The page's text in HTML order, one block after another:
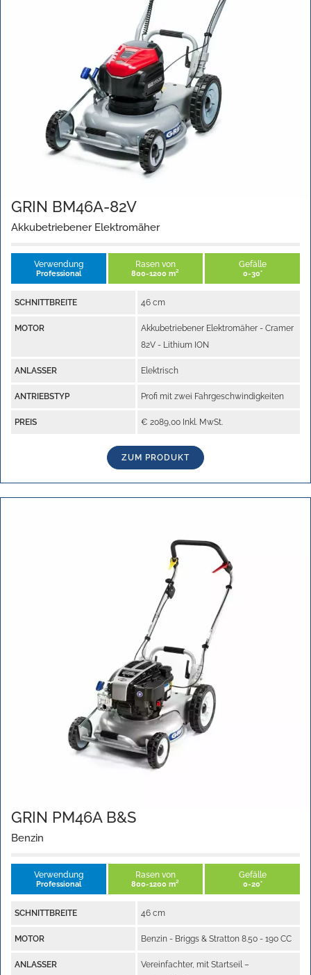
GRIN BM46A-82V
Akkubetriebener Elektromäher
Verwendung
Professional
Rasen von
800-1200 m²
Gefälle
0-30°
SCHNITTBREITE 46 cm
MOTOR
Akkubetriebener Elektromäher - Cramer
82V - Lithium ION
ANLASSER Elektrisch
ANTRIEBSTYP Profi mit zwei Fahrgeschwindigkeiten
PREIS € 2089,00 Inkl. MwSt.
ZUM PRODUKT
GRIN PM46A B&S
Benzin
Verwendung
Professional
Rasen von
800-1200 m²
Gefälle
0-20°
SCHNITTBREITE 46 cm
MOTOR Benzin - Briggs & Stratton 8.50 - 190 CC
ANLASSER
Vereinfachter, mit Startseil –